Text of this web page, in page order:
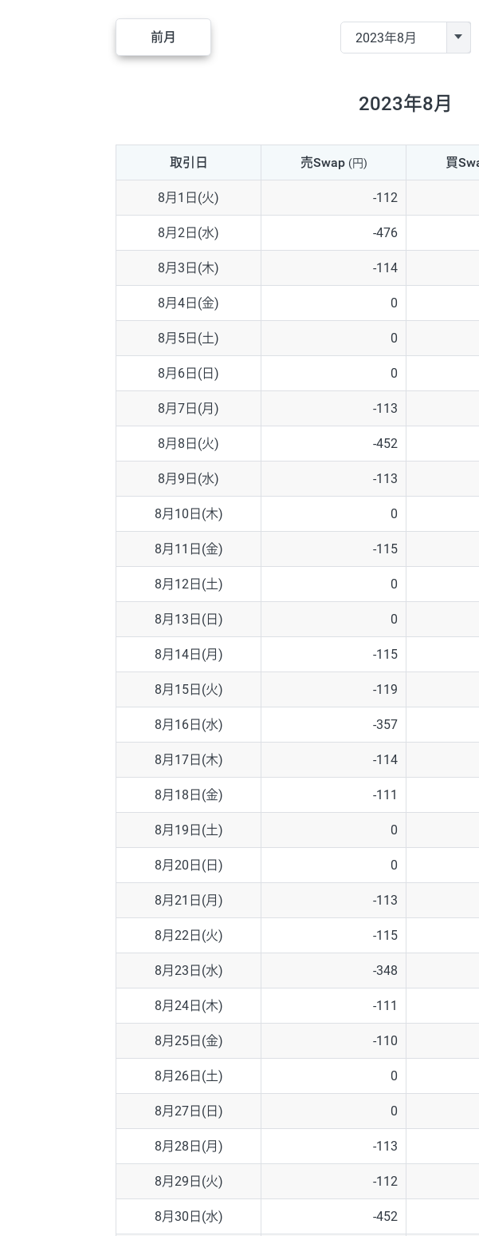
ZAR/JPY 130円
MXN/JPY 140円
AUD/USD
NZD/USD 41円
EUR/GBP 71円
EUR/AUD 103円
GBP/AUD 43円
AUD/NZD 66円
EUR/CHF 111円
GBP/CHF 220円
USD/CHF 160円
※2026/6/30の当社のスワップポイントおよび、同日の為替レートに
※取引証拠金は同日の当社為替レート（ニューヨーククローズ・MIDレ
※ハンガリーフォリント/円と南アフリカランド/円とメキシコペソ/
前月
2023年8月
取引日 売Swap (円) 買
8月1日(火) -112
8月2日(水) -476
8月3日(木) -114
8月4日(金) 0
8月5日(土) 0
8月6日(日) 0
8月7日(月) -113
8月8日(火) -452
8月9日(水) -113
8月10日(木) 0
8月11日(金) -115
8月12日(土) 0
8月13日(日) 0
8月14日(月) -115
8月15日(火) -119
8月16日(水) -357
8月17日(木) -114
8月18日(金) -111
8月19日(土) 0
8月20日(日) 0
8月21日(月) -113
8月22日(火) -115
8月23日(水) -348
8月24日(木) -111
8月25日(金) -110
8月26日(土) 0
8月27日(日) 0
8月28日(月) -113
8月29日(火) -112
8月30日(水) -452